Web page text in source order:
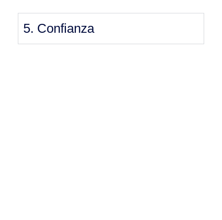
5. Confianza